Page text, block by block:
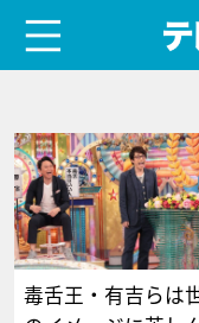
毒舌王・有吉らは